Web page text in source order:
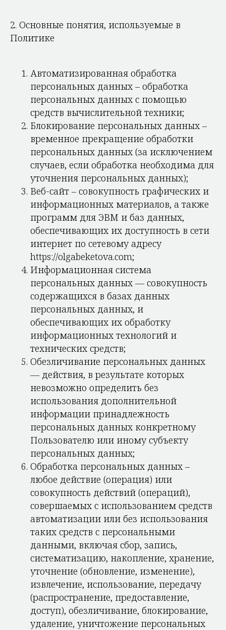
2. Основные понятия, используемые в
Политике
Автоматизированная обработка
персональных данных – обработка
персональных данных с помощью
средств вычислительной техники;
Блокирование персональных данных –
временное прекращение обработки
персональных данных (за исключением
случаев, если обработка необходима для
уточнения персональных данных);
Веб-сайт – совокупность графических и
информационных материалов, а также
программ для ЭВМ и баз данных,
обеспечивающих их доступность в сети
интернет по сетевому адресу
https://olgabeketova.com;
Информационная система
персональных данных — совокупность
содержащихся в базах данных
персональных данных, и
обеспечивающих их обработку
информационных технологий и
технических средств;
Обезличивание персональных данных
— действия, в результате которых
невозможно определить без
использования дополнительной
информации принадлежность
персональных данных конкретному
Пользователю или иному субъекту
персональных данных;
Обработка персональных данных –
любое действие (операция) или
совокупность действий (операций),
совершаемых с использованием средств
автоматизации или без использования
таких средств с персональными
данными, включая сбор, запись,
систематизацию, накопление, хранение,
уточнение (обновление, изменение),
извлечение, использование, передачу
(распространение, предоставление,
доступ), обезличивание, блокирование,
удаление, уничтожение персональных